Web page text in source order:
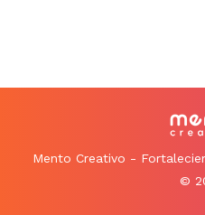
Mento Creativo -
©